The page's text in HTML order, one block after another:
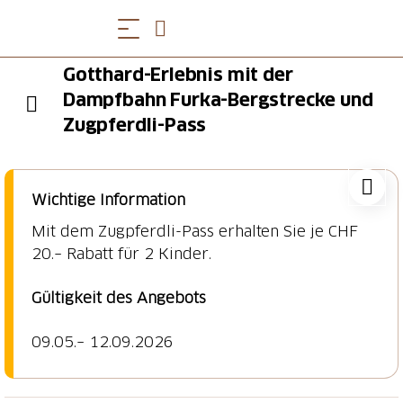
Gotthard-Erlebnis mit der
Dampfbahn Furka-Bergstrecke und
Zugpferdli-Pass
Wichtige Information
Mit dem Zugpferdli-Pass erhalten Sie je CHF
20.– Rabatt für 2 Kinder.
Gültigkeit des Angebots
09.05.– 12.09.2026